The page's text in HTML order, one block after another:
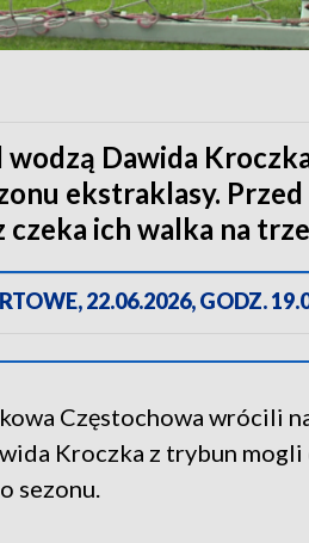
wodzą Dawida
ekstraklasy. Przed
ich walka na
22.06.2026, GODZ.
Częstochowa wrócili
Kroczka z trybun
sezonu.